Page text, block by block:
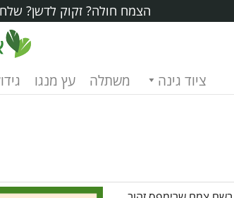
הצמח חולה? זקוק לדשן?
ציוד גינה משתלה עץ מנגו